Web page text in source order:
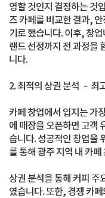
영할 것인지 결정하는 것
즈 카페를 비교한 결과,
기로 했습니다. 이후, 창
랜드 선정까지 전 과정을
니다.
2. 최적의 상권 분석 – 최
카페 창업에서 입지는 가
에 매장을 오픈하면 고객
습니다. 성공적인 창업을
를 통해 광주 지역 내 카
상권 분석을 통해 커피 주
였습니다. 또한, 경쟁 카